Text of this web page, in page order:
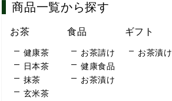
商品一覧から探す
お茶
健康茶
日本茶
抹茶
玄米茶
食品
お茶請け
健康食品
お茶漬け
ギフト
お茶漬け